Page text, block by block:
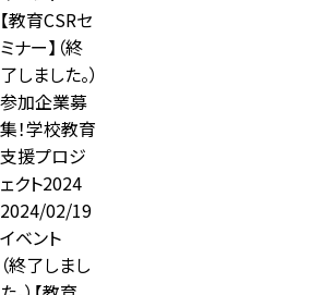
【教育CSRセ
ミナー】（終
了しました。）
参加企業募
集！学校教育
支援プロジ
ェクト2024
2024/02/19
イベント
（終了しまし